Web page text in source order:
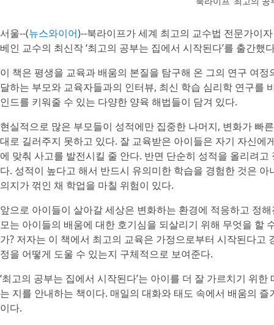
서울--(뉴스와이어)--북라이프가 세계 최고의 교수법 전문가이
베인 교수의 최신작 ‘최고의 공부는 집에서 시작된다’를 출간했
이 책은 평생을 교육과 배움의 본질을 탐구해 온 그의 연구 여
달하는 부모와 교육자들과의 인터뷰, 최신 학습 심리학 연구를
인드를 키워줄 수 있는 다양한 양육 해법들이 담겨 있다.
현실적으로 많은 부모들이 성적에만 집중한 나머지, 변화가 빠
대로 길러주지 못하고 있다. 잘 교육받은 아이들은 자기 자신
에 맞춰 사고를 발전시킬 줄 안다. 반면 단순히 성적을 올리려
다. 성적이 높다고 해서 반드시 유의미한 학습을 경험한 것은
의지가 꺾인 채 학업을 마칠 위험이 있다.
앞으로 아이들이 살아갈 세상은 변화하는 환경에 적응하고 정
모는 아이들의 배움에 대한 호기심을 되살리기 위해 무엇을 할
가? 저자는 이 책에서 최고의 교육은 가정으로부터 시작된다
정을 어떻게 도울 수 있는지 구체적으로 보여준다.
‘최고의 공부는 집에서 시작된다’는 아이를 더 잘 가르치기 위
는 지를 안내하는 책이다. 매일의 대화와 태도 속에서 배움의
이다.